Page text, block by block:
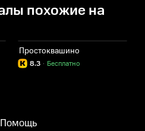
похожие на
Простоквашино
8.3 Бесплатно
·
Помощь